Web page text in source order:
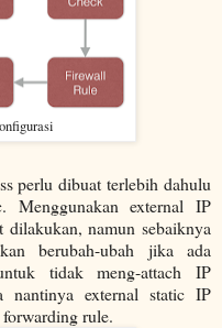
perlu dibuat terlebih dahulu
Menggunakan external IP
dilakukan, namun sebaiknya
berubah-ubah jika ada
tidak meng-attach IP
nantinya external static IP
rule.